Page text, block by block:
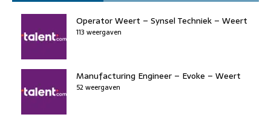
Operator Weert – Synsel Techniek – Weert
113 weergaven
Manufacturing Engineer – Evoke – Weert
52 weergaven